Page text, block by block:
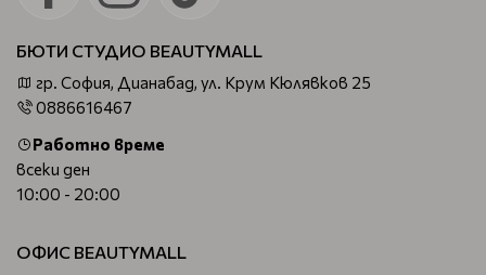
БЮТИ СТУДИО BEAUTYMALL
гр. София, Дианабад, ул. Крум Кюлявков 25
0886616467
Работно време
всеки ден
10:00 - 20:00
ОФИС BEAUTYMALL